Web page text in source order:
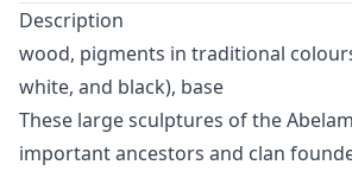
Description
wood, pigments in traditional
white, and black), base
These large sculptures of the
important ancestors and clan